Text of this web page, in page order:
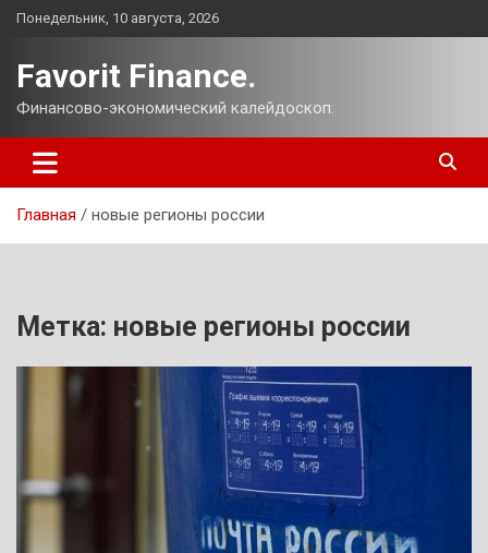
Перейти
Понедельник, 10 августа, 2026
Favorit Finance.
Финансово-экономический калейдоскоп.
Главная новые регионы россии
Метка: новые регионы россии